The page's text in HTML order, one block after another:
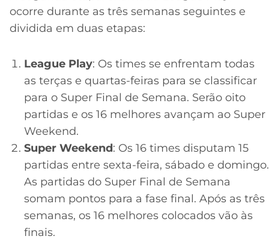
ocorre durante as três semanas seguintes e
dividida em duas etapas:
League Play: Os times se enfrentam todas
as terças e quartas-feiras para se classificar
para o Super Final de Semana. Serão oito
partidas e os 16 melhores avançam ao Super
Weekend.
Super Weekend: Os 16 times disputam 15
partidas entre sexta-feira, sábado e domingo.
As partidas do Super Final de Semana
somam pontos para a fase final. Após as três
semanas, os 16 melhores colocados vão às
finais.